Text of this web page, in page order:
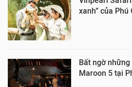
xanh” của Phú
Bất ngờ
Maroon 5 tại